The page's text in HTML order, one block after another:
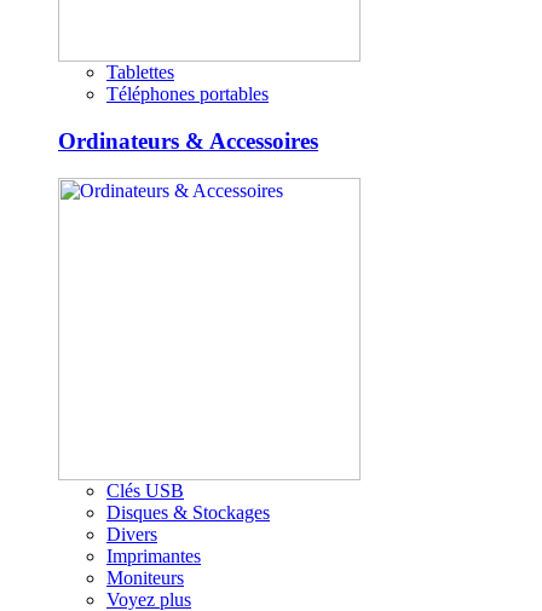
Tablettes
Téléphones portables
Ordinateurs & Accessoires
Clés USB
Disques & Stockages
Divers
Imprimantes
Moniteurs
Voyez plus